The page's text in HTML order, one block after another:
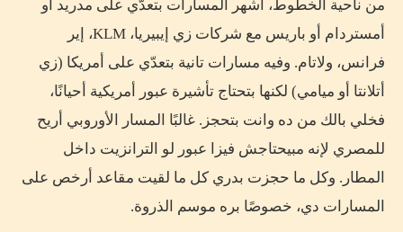
من ناحية الخطوط، أشهر المسارات بتعدّي على مدريد أو
أمستردام أو باريس مع شركات زي إيبيريا، KLM، إير
فرانس، ولاتام. وفيه مسارات تانية بتعدّي على أمريكا (زي
أتلانتا أو ميامي) لكنها بتحتاج تأشيرة عبور أمريكية أحيانًا،
فخلي بالك من ده وانت بتحجز. غالبًا المسار الأوروبي أريح
للمصري لإنه مبيحتاجش فيزا عبور لو الترانزيت داخل
المطار. وكل ما حجزت بدري كل ما لقيت مقاعد أرخص على
المسارات دي، خصوصًا بره موسم الذروة.